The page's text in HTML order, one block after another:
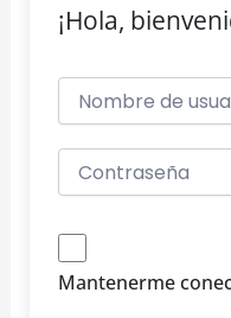
¡Hola,
Mantenerme